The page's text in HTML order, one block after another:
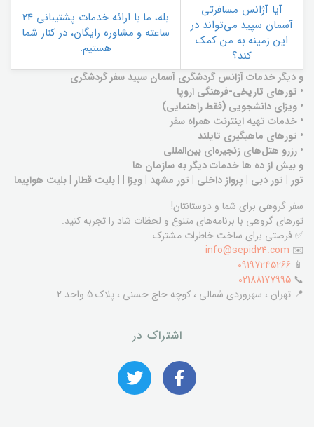
آیا آژانس مسافرتی
آسمان سپید می‌تواند در
این زمینه به من کمک
کند؟
بله، ما با ارائه خدمات پشتیبانی 24
ساعته و مشاوره رایگان، در کنار شما
هستیم.
و دیگر خدمات آژانس گردشگری آسمان سپید سفر گردشگری
• تورهای تاریخی-فرهنگی اروپا
• ویزای دانشجویی (فقط راهنمایی)
• خدمات تهیه اینترنت همراه سفر
• تورهای ماهیگیری تایلند
• رزرو هتل‌های زنجیره‌ای بین‌المللی
و بیش از ده ها خدمات دیگر به سازمان ها
تور | تور دبی | پرواز داخلی | تور مشهد | ویزا | | بلیت قطار | بلیت هواپیما
سفر گروهی برای شما و دوستانتان!
تورهای گروهی با برنامه‌های متنوع و لحظات شاد را تجربه کنید.
✅ فرصتی برای ساخت خاطرات مشترک
✉️
info@sepid24.com
📱
09197245266
📞
02188177995
📍 تهران ، سهروردی شمالی ، کوچه حاج حسنی ، پلاک 5 واحد 2
اشتراک در